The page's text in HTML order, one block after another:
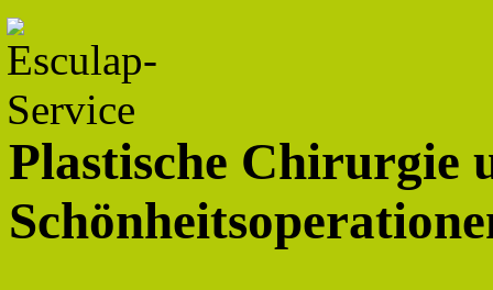
Plastische Chirurgie